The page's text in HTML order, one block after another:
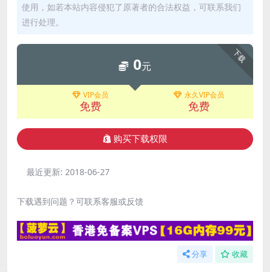
使用，如若本站内容侵犯了原著者的合法权益，可联系我们
进行处理。
下载
0元
VIP会员
免费
永久VIP会员
免费
购买下载权限
最近更新: 2018-06-27
下载遇到问题？可联系客服或反馈
分享 收藏